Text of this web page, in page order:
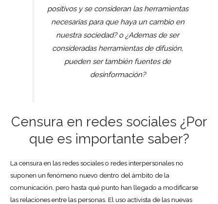
positivos y se consideran las herramientas
necesarias para que haya un cambio en
nuestra sociedad? o ¿Ademas de ser
consideradas herramientas de difusión,
pueden ser también fuentes de
desinformación?
Censura en redes sociales ¿Por
que es importante saber?
La censura en las redes sociales o redes interpersonales no
suponen un fenómeno nuevo dentro del ámbito de la
comunicación, pero hasta qué punto han llegado a modificarse
las relaciones entre las personas. El uso activista de las nuevas